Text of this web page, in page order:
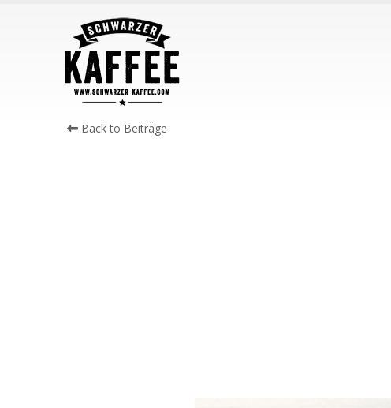
Back to Beiträge